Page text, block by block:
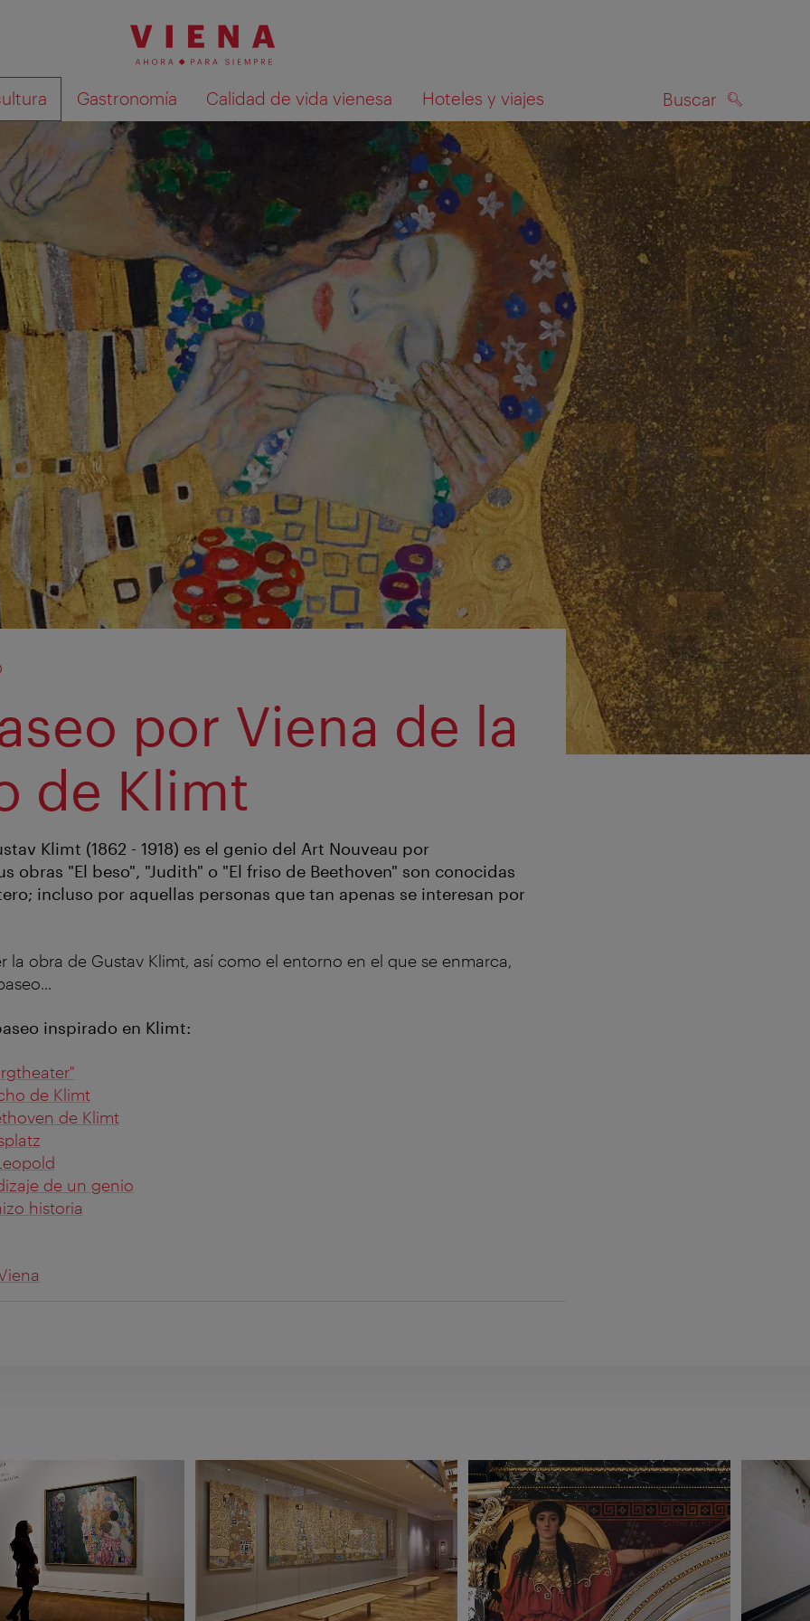
Gastronomía Calidad de vida vienesa Hoteles y viajes Buscar
Mostrar resultados de la búsqueda en el mapa BUSCAR
por Viena de la
de Klimt
Klimt (1862 - 1918) es el genio del Art Nouveau por
obras "El beso", "Judith" o "El friso de Beethoven" son conocidas
incluso por aquellas personas que tan apenas se interesan por
la obra de Gustav Klimt, así como el entorno en el que se enmarca,
inspirado en Klimt:
de Klimt
de Klimt
de un genio
historia